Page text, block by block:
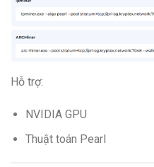
Hỗ trợ:
NVIDIA GPU
Thuật toán Pearl